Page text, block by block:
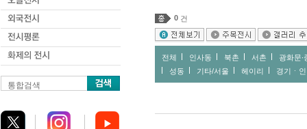
통합검색
0 건
전체 인사동 북촌 서촌
광화문∙
성동
기타/서울 헤이리 경기ㆍ